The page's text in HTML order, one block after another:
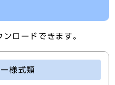
ロードできます。
様式類